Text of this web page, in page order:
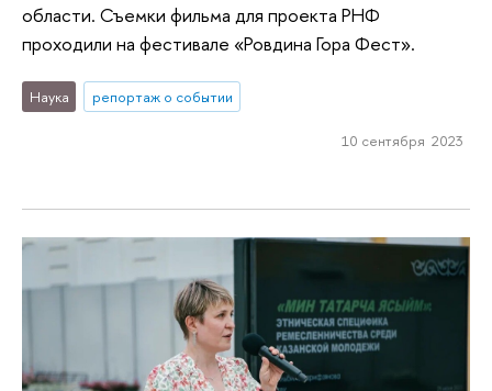
области. Съемки фильма для проекта РНФ
проходили на фестивале «Ровдина Гора Фест».
Наука репортаж о событии
10 сентября 2023